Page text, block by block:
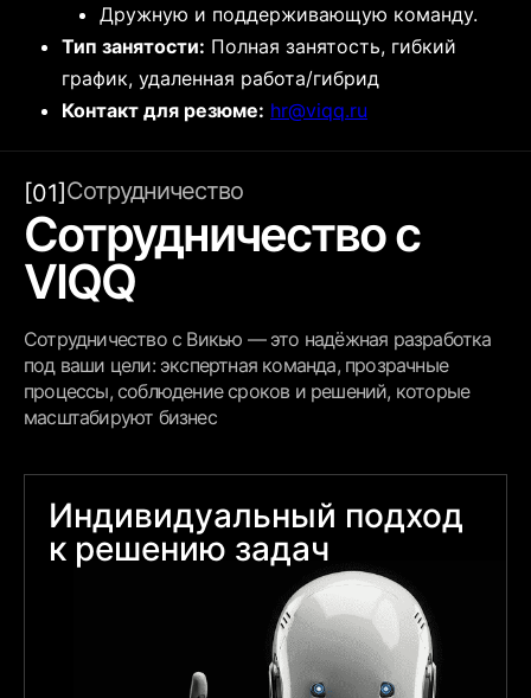
Дружную и поддерживающую команду.
Тип занятости: Полная занятость, гибкий
график, удаленная работа/гибрид
Контакт для резюме: hr@viqq.ru
[01]Сотрудничество
Сотрудничество с
VIQQ
Сотрудничество с Викью — это надёжная разработка
под ваши цели: экспертная команда, прозрачные
процессы, соблюдение сроков и решений, которые
масштабируют бизнес
Индивидуальный подход
к решению задач